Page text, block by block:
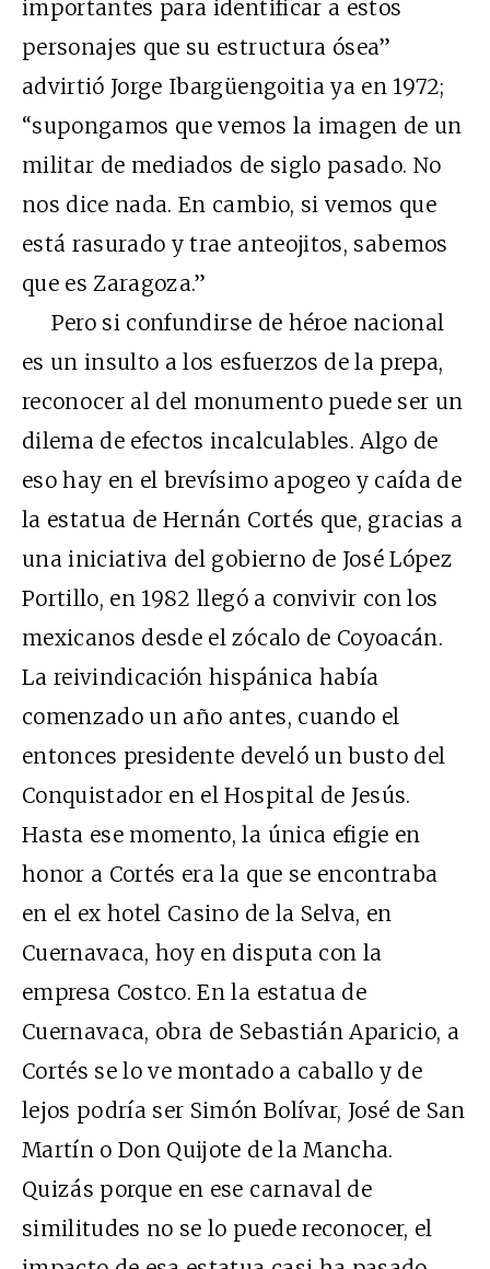
importantes para identificar a estos
personajes que su estructura ósea”
advirtió Jorge Ibargüengoitia ya en 1972;
“supongamos que vemos la imagen de un
militar de mediados de siglo pasado. No
nos dice nada. En cambio, si vemos que
está rasurado y trae anteojitos, sabemos
que es Zaragoza.”
Pero si confundirse de héroe nacional
es un insulto a los esfuerzos de la prepa,
reconocer al del monumento puede ser un
dilema de efectos incalculables. Algo de
eso hay en el brevísimo apogeo y caída de
la estatua de Hernán Cortés que, gracias a
una iniciativa del gobierno de José López
Portillo, en 1982 llegó a convivir con los
mexicanos desde el zócalo de Coyoacán.
La reivindicación hispánica había
comenzado un año antes, cuando el
entonces presidente develó un busto del
Conquistador en el Hospital de Jesús.
Hasta ese momento, la única efigie en
honor a Cortés era la que se encontraba
en el ex hotel Casino de la Selva, en
Cuernavaca, hoy en disputa con la
empresa Costco. En la estatua de
Cuernavaca, obra de Sebastián Aparicio, a
Cortés se lo ve montado a caballo y de
lejos podría ser Simón Bolívar, José de San
Martín o Don Quijote de la Mancha.
Quizás porque en ese carnaval de
similitudes no se lo puede reconocer, el